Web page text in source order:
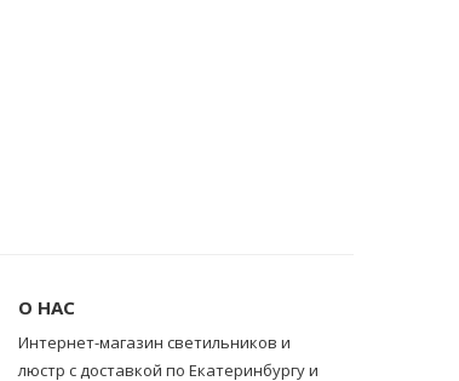
О НАС
Интернет-магазин светильников и
люстр с доставкой по Екатеринбургу и